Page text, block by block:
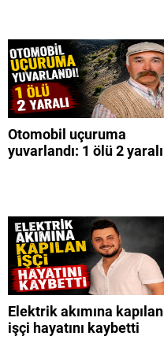
Otomobil uçuruma
yuvarlandı: 1 ölü 2 yaralı
Elektrik akımına kapılan
işçi hayatını kaybetti